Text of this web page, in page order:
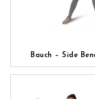
Bauch – Side